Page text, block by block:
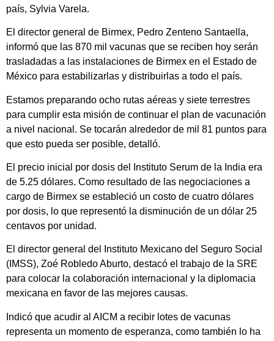
país, Sylvia Varela.
El director general de Birmex, Pedro Zenteno Santaella,
informó que las 870 mil vacunas que se reciben hoy serán
trasladadas a las instalaciones de Birmex en el Estado de
México para estabilizarlas y distribuirlas a todo el país.
Estamos preparando ocho rutas aéreas y siete terrestres
para cumplir esta misión de continuar el plan de vacunación
a nivel nacional. Se tocarán alrededor de mil 81 puntos para
que esto pueda ser posible, detalló.
El precio inicial por dosis del Instituto Serum de la India era
de 5.25 dólares. Como resultado de las negociaciones a
cargo de Birmex se estableció un costo de cuatro dólares
por dosis, lo que representó la disminución de un dólar 25
centavos por unidad.
El director general del Instituto Mexicano del Seguro Social
(IMSS), Zoé Robledo Aburto, destacó el trabajo de la SRE
para colocar la colaboración internacional y la diplomacia
mexicana en favor de las mejores causas.
Indicó que acudir al AICM a recibir lotes de vacunas
representa un momento de esperanza, como también lo ha